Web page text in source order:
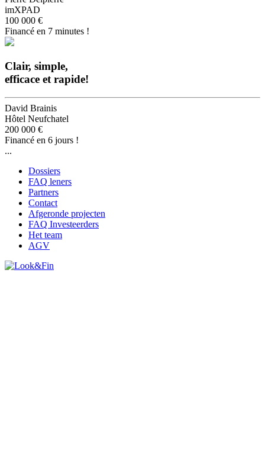
imXPAD
100 000 €
Financé en 7 minutes !
Clair, simple,
efficace et rapide!
David Brainis
Hôtel Neufchatel
200 000 €
Financé en 6 jours !
...
Dossiers
FAQ leners
Partners
Contact
Afgeronde projecten
FAQ Investeerders
Het team
AGV